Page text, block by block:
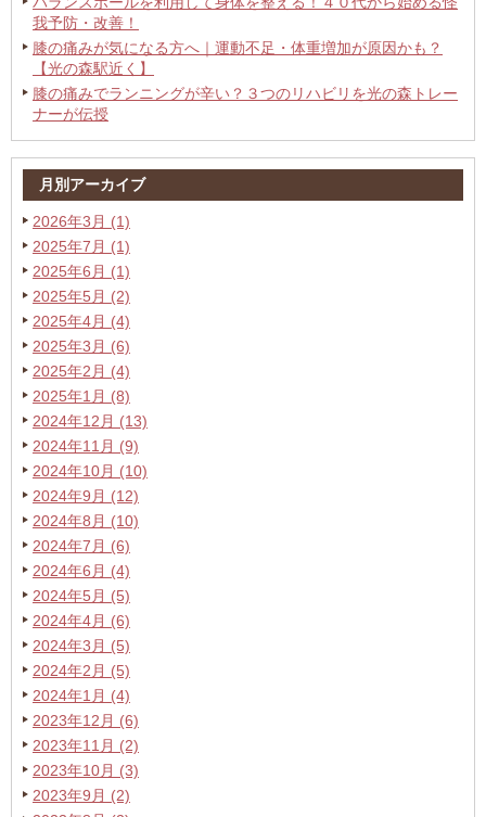
我予防・改善！
膝の痛みが気になる方へ｜運動不足・体重増加が原因かも？
【光の森駅近く】
膝の痛みでランニングが辛い？３つのリハビリを光の森トレー
ナーが伝授
月別アーカイブ
2026年3月 (1)
2025年7月 (1)
2025年6月 (1)
2025年5月 (2)
2025年4月 (4)
2025年3月 (6)
2025年2月 (4)
2025年1月 (8)
2024年12月 (13)
2024年11月 (9)
2024年10月 (10)
2024年9月 (12)
2024年8月 (10)
2024年7月 (6)
2024年6月 (4)
2024年5月 (5)
2024年4月 (6)
2024年3月 (5)
2024年2月 (5)
2024年1月 (4)
2023年12月 (6)
2023年11月 (2)
2023年10月 (3)
2023年9月 (2)